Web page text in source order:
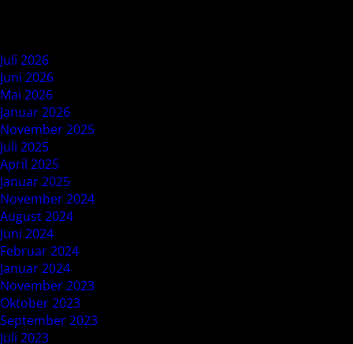
Juli 2026
Juni 2026
Mai 2026
Januar 2026
November 2025
Juli 2025
April 2025
Januar 2025
November 2024
August 2024
Juni 2024
Februar 2024
Januar 2024
November 2023
Oktober 2023
September 2023
Juli 2023